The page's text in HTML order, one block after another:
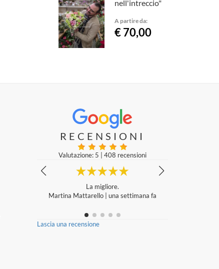
nell'intreccio"
A partire da:
€ 70,00
RECENSIONI
Valutazione: 5 408 recensioni
La migliore.
Martina Mattarello
una settimana fa
Lascia una recensione